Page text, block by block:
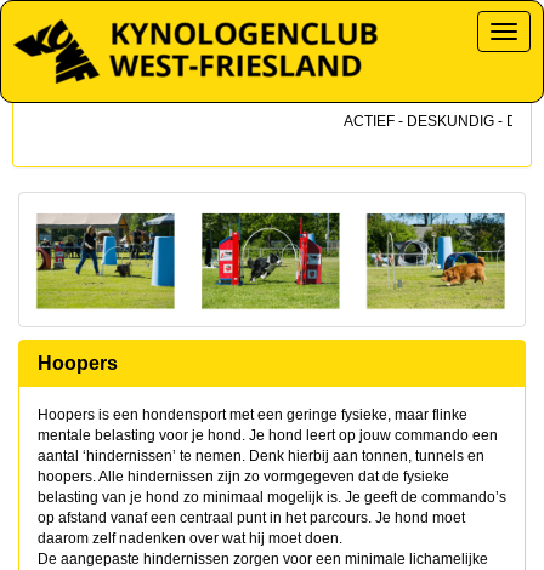
ACTIEF - DESKUNDIG -
Hoopers
Hoopers is een hondensport met een geringe fysieke, maar flinke
mentale belasting voor je hond. Je hond leert op jouw commando een
aantal ‘hindernissen’ te nemen. Denk hierbij aan tonnen, tunnels en
hoopers. Alle hindernissen zijn zo vormgegeven dat de fysieke
belasting van je hond zo minimaal mogelijk is. Je geeft de commando’s
op afstand vanaf een centraal punt in het parcours. Je hond moet
daarom zelf nadenken over wat hij moet doen.
De aangepaste hindernissen zorgen voor een minimale lichamelijke